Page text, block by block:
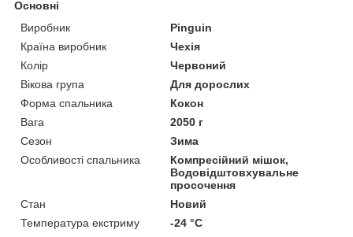
Основні
Виробник
Pinguin
Країна виробник
Чехія
Колір
Червоний
Вікова група
Для дорослих
Форма спальника
Кокон
Вага
2050 г
Сезон
Зима
Особливості спальника
Компресійний мішок,
Водовідштовхувальне
просочення
Стан
Новий
Температура екстриму
-24 °С